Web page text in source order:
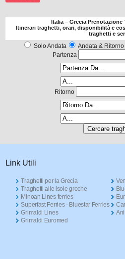
Italia – Grecia Prenotazione
Itinerari traghetti, orari, disponibilità e
traghetti e
Solo Andata Andata & Ritorno
Partenza
Ritorno
Link Utili
Traghetti per la Grecia
Traghetti alle isole greche
Minoan Lines ferries
Superfast Ferries - Bluestar Ferries
Grimaldi Lines
Grimaldi Euromed